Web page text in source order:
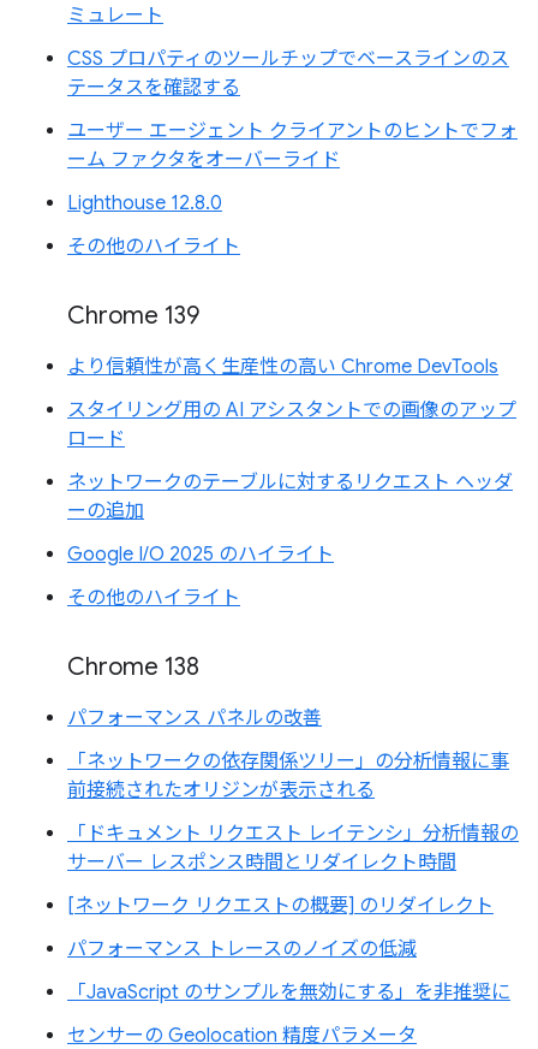
ミュレート
CSS プロパティのツールチップでベースラインのス
テータスを確認する
ユーザー エージェント クライアントのヒントでフォ
ーム ファクタをオーバーライド
Lighthouse 12.8.0
その他のハイライト
Chrome 139
より信頼性が高く生産性の高い Chrome DevTools
スタイリング用の AI アシスタントでの画像のアップ
ロード
ネットワークのテーブルに対するリクエスト ヘッダ
ーの追加
Google I/O 2025 のハイライト
その他のハイライト
Chrome 138
パフォーマンス パネルの改善
「ネットワークの依存関係ツリー」の分析情報に事
前接続されたオリジンが表示される
「ドキュメント リクエスト レイテンシ」分析情報の
サーバー レスポンス時間とリダイレクト時間
[ネットワーク リクエストの概要] のリダイレクト
パフォーマンス トレースのノイズの低減
「JavaScript のサンプルを無効にする」を非推奨に
センサーの Geolocation 精度パラメータ